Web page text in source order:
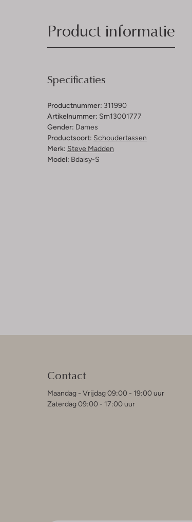
Product informatie
Specificaties
Productnummer: 311990
Artikelnummer: Sm13001777
Gender: Dames
Productsoort: Schoudertassen
Merk: Steve Madden
Model: Bdaisy-S
Contact
Maandag - Vrijdag 09:00 - 19:00 uur
Zaterdag 09:00 - 17:00 uur